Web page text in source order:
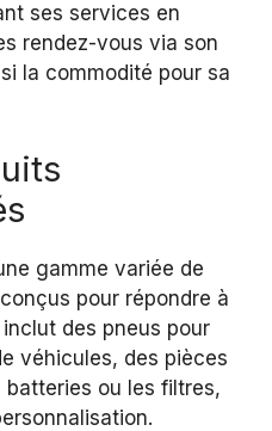
ses services en
rendez-vous via son
la commodité pour sa
gamme variée de
conçus pour répondre à
des pneus pour
véhicules, des pièces
ou les filtres,